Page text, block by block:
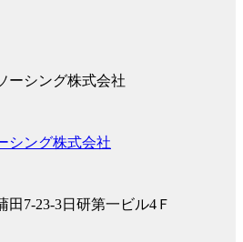
シング株式会社
田7-23-3日研第一ビル4Ｆ